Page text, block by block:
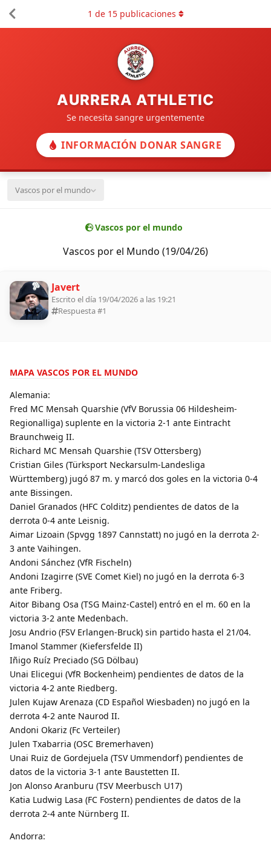
AURRERA ATHLETIC
Se necesita sangre urgentemente
INFORMACIÓN DONAR SANGRE
Vascos por el mundo
Vascos por el mundo
Vascos por el Mundo (19/04/26)
1 de 15publicaciones
Javert
Escrito el día 19/04/2026 a las 19:21
Respuesta #1
MAPA VASCOS POR EL MUNDO
Alemania:
Fred MC Mensah Quarshie (VfV Borussia 06 Hildesheim-
Regionalliga) suplente en la victoria 2-1 ante Eintracht
Braunchweig II.
Richard MC Mensah Quarshie (TSV Ottersberg)
Cristian Giles (Türksport Neckarsulm-Landesliga
Württemberg) jugó 87 m. y marcó dos goles en la victoria 0-4
ante Bissingen.
Daniel Granados (HFC Colditz) pendientes de datos de la
derrota 0-4 ante Leisnig.
Aimar Lizoain (Spvgg 1897 Cannstatt) no jugó en la derrota 2-
3 ante Vaihingen.
Andoni Sánchez (VfR Fischeln)
Andoni Izagirre (SVE Comet Kiel) no jugó en la derrota 6-3
ante Friberg.
Aitor Bibang Osa (TSG Mainz-Castel) entró en el m. 60 en la
victoria 3-2 ante Medenbach.
Josu Andrio (FSV Erlangen-Bruck) sin partido hasta el 21/04.
Imanol Stammer (Kiefersfelde II)
Iñigo Ruíz Preciado (SG Dölbau)
Unai Elicegui (VfR Bockenheim) pendientes de datos de la
victoria 4-2 ante Riedberg.
Julen Kujaw Arenaza (CD Español Wiesbaden) no jugó en la
derrota 4-2 ante Naurod II.
Andoni Okariz (Fc Verteiler)
Julen Txabarria (OSC Bremerhaven)
Unai Ruiz de Gordejuela (TSV Ummendorf) pendientes de
datos de la victoria 3-1 ante Baustetten II.
Jon Alonso Aranburu (TSV Meerbusch U17)
Katia Ludwig Lasa (FC Fostern) pendientes de datos de la
derrota 2-4 ante Nürnberg II.
Andorra: